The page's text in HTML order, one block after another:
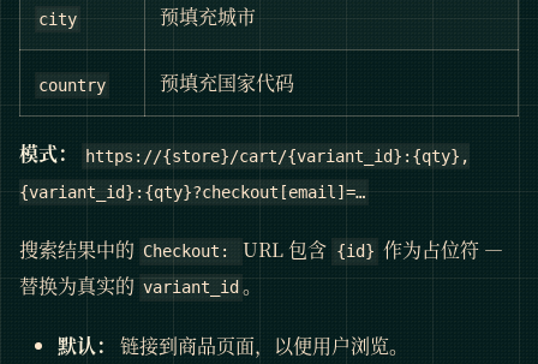
city 预填充城市
country 预填充国家代码
模式：
https://{store}/cart/{variant_id}:{qty},
{variant_id}:{qty}?checkout[email]=…
搜索结果中的 Checkout: URL 包含 {id} 作为占位符 —
替换为真实的variant_id 。
默认：
链接到商品页面，以便用户浏览。